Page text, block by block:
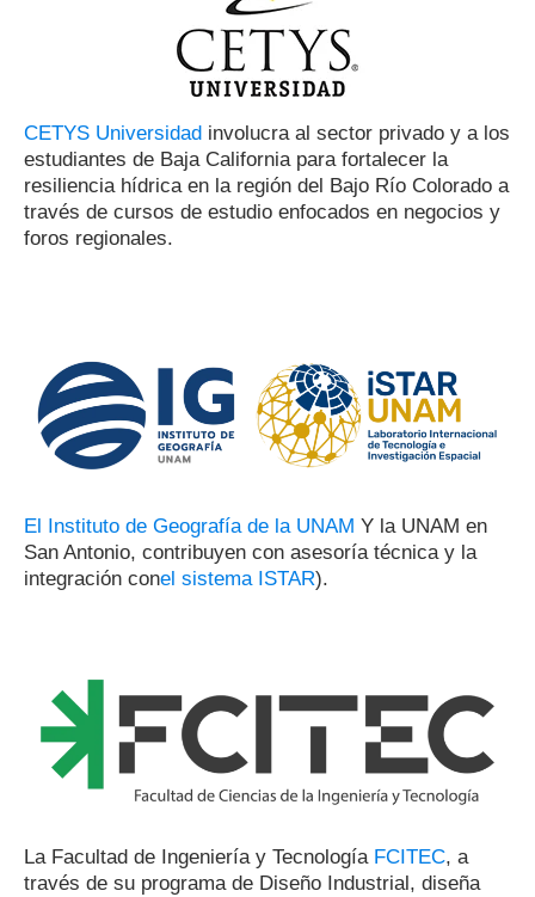
CETYS Universidad involucra al sector privado y a los
estudiantes de Baja California para fortalecer la
resiliencia hídrica en la región del Bajo Río Colorado a
través de cursos de estudio enfocados en negocios y
foros regionales.
El Instituto de Geografía de la UNAM Y la UNAM en
San Antonio, contribuyen con asesoría técnica y la
integración conel sistema ISTAR).
La Facultad de Ingeniería y Tecnología FCITEC, a
través de su programa de Diseño Industrial, diseña